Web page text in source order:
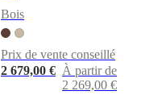
Bois
Prix de vente conseillé
2 679,00 € À partir de
2 269,00 €